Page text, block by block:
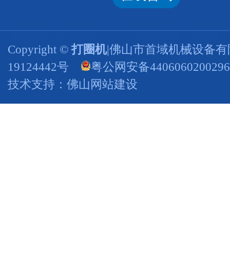
Copyright © 打圈机|佛山市首域机械设备
19124442号
粤公网安备
技术支持： 佛山网站建设